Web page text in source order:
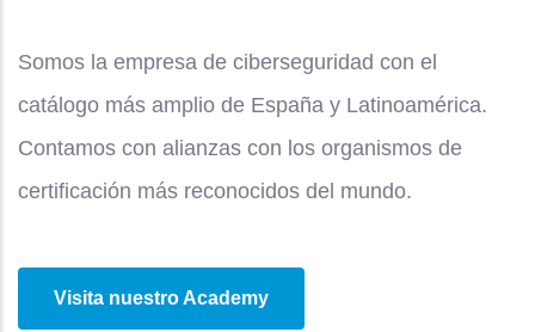
Somos la empresa de ciberseguridad con el
catálogo más amplio de España y Latinoamérica.
Contamos con alianzas con los organismos de
certificación más reconocidos del mundo.
Visita nuestro Academy